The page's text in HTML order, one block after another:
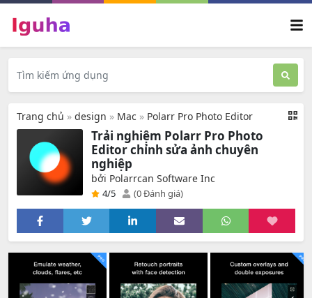
Trang chủ » design » Mac » Polarr Pro Photo Editor
Trải nghiệm Polarr Pro Photo
Editor chỉnh sửa ảnh chuyên
nghiệp
bởi Polarrcan Software Inc
4/5 (0 Đánh giá)